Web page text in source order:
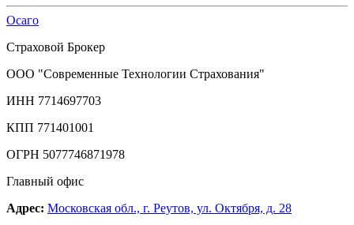
Осаго
Страховой Брокер
ООО "Современные Технологии Страхования"
ИНН 7714697703
КПП 771401001
ОГРН 5077746871978
Главный офис
Адрес: Московская обл., г. Реутов, ул. Октября, д. 28